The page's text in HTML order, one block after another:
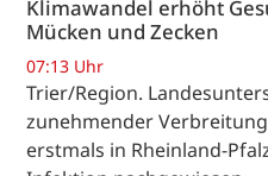
Klimawandel erhöht
Mücken und Zecken
07:13 Uhr
Trier/Region.
zunehmender
erstmals in Rheinland-